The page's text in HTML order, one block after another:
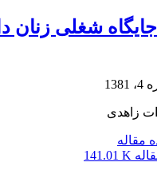
شغلی زنان
زاهدی
مقاله
141.01 K